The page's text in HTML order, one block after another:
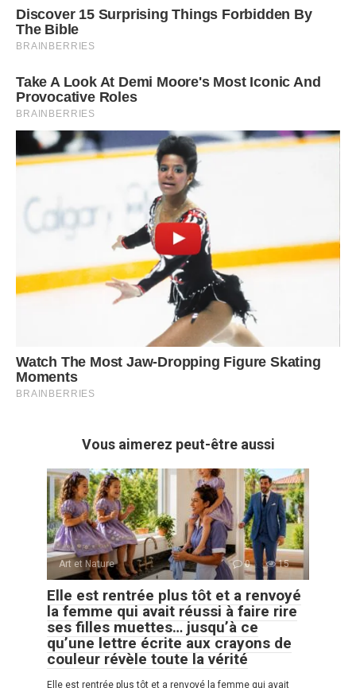
Vous aimerez peut-être aussi
Art et Nature 0 15
Elle est rentrée plus tôt et a renvoyé
la femme qui avait réussi à faire rire
ses filles muettes… jusqu’à ce
qu’une lettre écrite aux crayons de
couleur révèle toute la vérité
Elle est rentrée plus tôt et a renvoyé la femme qui avait